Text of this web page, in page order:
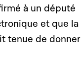
à un député
et que la
tenue de donner